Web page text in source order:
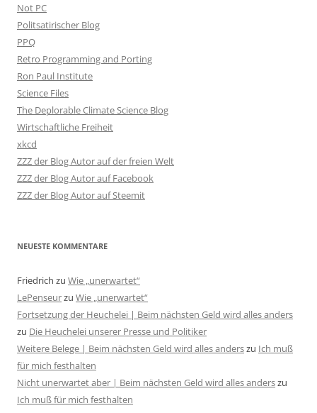
Not PC
Politsatirischer Blog
PPQ
Retro Programming and Porting
Ron Paul Institute
Science Files
The Deplorable Climate Science Blog
Wirtschaftliche Freiheit
xkcd
ZZZ der Blog Autor auf der freien Welt
ZZZ der Blog Autor auf Facebook
ZZZ der Blog Autor auf Steemit
NEUESTE KOMMENTARE
Friedrich zu Wie „unerwartet“
LePenseurzu Wie „unerwartet“
Fortsetzung der Heuchelei | Beim nächsten Geld wird alles anders
zu Die Heuchelei unserer Presse und Politiker
Weitere Belege | Beim nächsten Geld wird alles anderszu Ich muß
für mich festhalten
Nicht unerwartet aber | Beim nächsten Geld wird alles anderszu
Ich muß für mich festhalten